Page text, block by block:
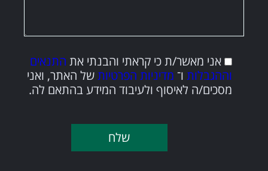
אני מאשר/ת כי קראתי והבנתי את התנאים
וההגבלות ו־ מדיניות הפרטיותשל האתר, ואני
מסכים/ה לאיסוף ולעיבוד המידע בהתאם לה.